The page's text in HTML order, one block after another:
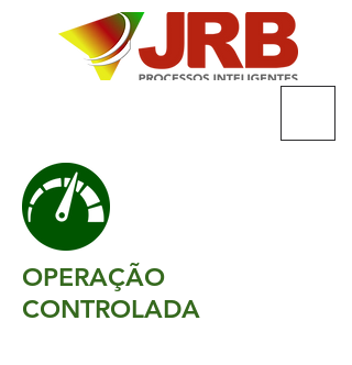
OPERAÇÃO
CONTROLADA